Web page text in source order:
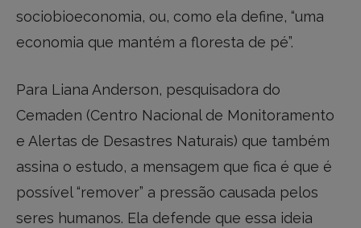
sociobioeconomia, ou, como ela define, “uma
economia que mantém a floresta de pé”.
Para Liana Anderson, pesquisadora do
Cemaden (Centro Nacional de Monitoramento
e Alertas de Desastres Naturais) que também
assina o estudo, a mensagem que fica é que é
possível “remover” a pressão causada pelos
seres humanos. Ela defende que essa ideia